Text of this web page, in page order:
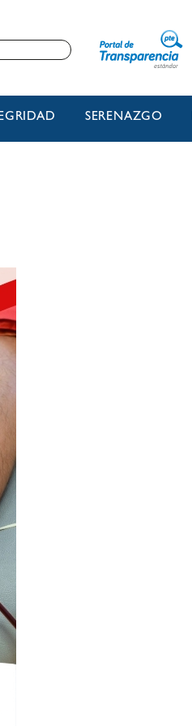
SERENAZGO